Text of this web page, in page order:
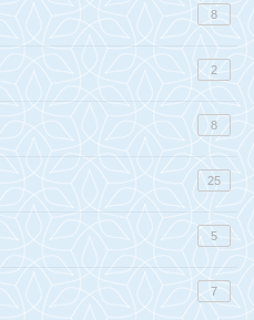
8
2
8
25
5
7